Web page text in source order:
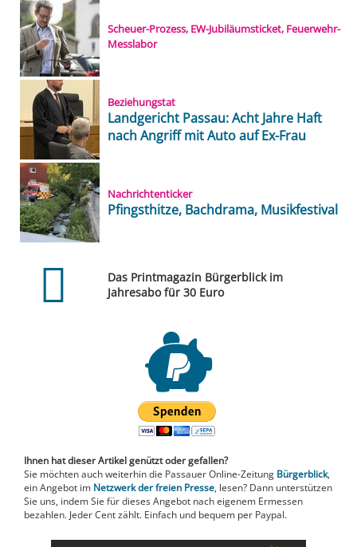
Scheuer-Prozess, EW-Jubiläumsticket, Feuerwehr-
Messlabor
Beziehungstat
Landgericht Passau: Acht Jahre Haft
nach Angriff mit Auto auf Ex-Frau
Nachrichtenticker
Pfingsthitze, Bachdrama, Musikfestival
Das Printmagazin Bürgerblick im
Jahresabo für 30 Euro
Ihnen hat dieser Artikel genützt oder gefallen?
Sie möchten auch weiterhin die Passauer Online-Zeitung Bürgerblick,
ein Angebot im Netzwerk der freien Presse, lesen? Dann unterstützen
Sie uns, indem Sie für dieses Angebot nach eigenem Ermessen
bezahlen. Jeder Cent zählt. Einfach und bequem per Paypal.